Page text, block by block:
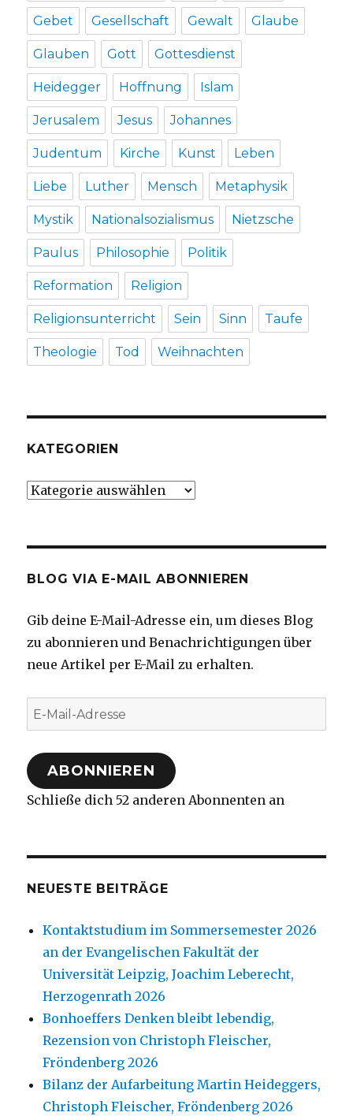
Gebet Gesellschaft Gewalt Glaube
Glauben Gott Gottesdienst
Heidegger Hoffnung Islam
Jerusalem Jesus Johannes
Judentum Kirche Kunst Leben
Liebe Luther Mensch Metaphysik
Mystik Nationalsozialismus Nietzsche
Paulus Philosophie Politik
Reformation Religion
Religionsunterricht Sein Sinn Taufe
Theologie Tod Weihnachten
KATEGORIEN
Kategorien
BLOG VIA E-MAIL ABONNIEREN
Gib deine E-Mail-Adresse ein, um dieses Blog
zu abonnieren und Benachrichtigungen über
neue Artikel per E-Mail zu erhalten.
E-
Mail-
Adresse
ABONNIEREN
Schließe dich 52 anderen Abonnenten an
NEUESTE BEITRÄGE
Kontaktstudium im Sommersemester 2026
an der Evangelischen Fakultät der
Universität Leipzig, Joachim Leberecht,
Herzogenrath 2026
Bonhoeffers Denken bleibt lebendig,
Rezension von Christoph Fleischer,
Fröndenberg 2026
Bilanz der Aufarbeitung Martin Heideggers,
Christoph Fleischer, Fröndenberg 2026